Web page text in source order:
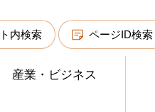
内検索 ページID検索
産業・ビジネス